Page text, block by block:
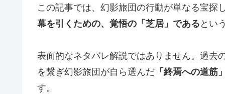
この記事では、幻影旅団の行動が単なる宝探
幕を引くための、覚悟の「芝居」である とい
表面的なネタバレ解説ではありません。過去
を繋ぎ幻影旅団が自ら選んだ 「終焉への道筋
す。